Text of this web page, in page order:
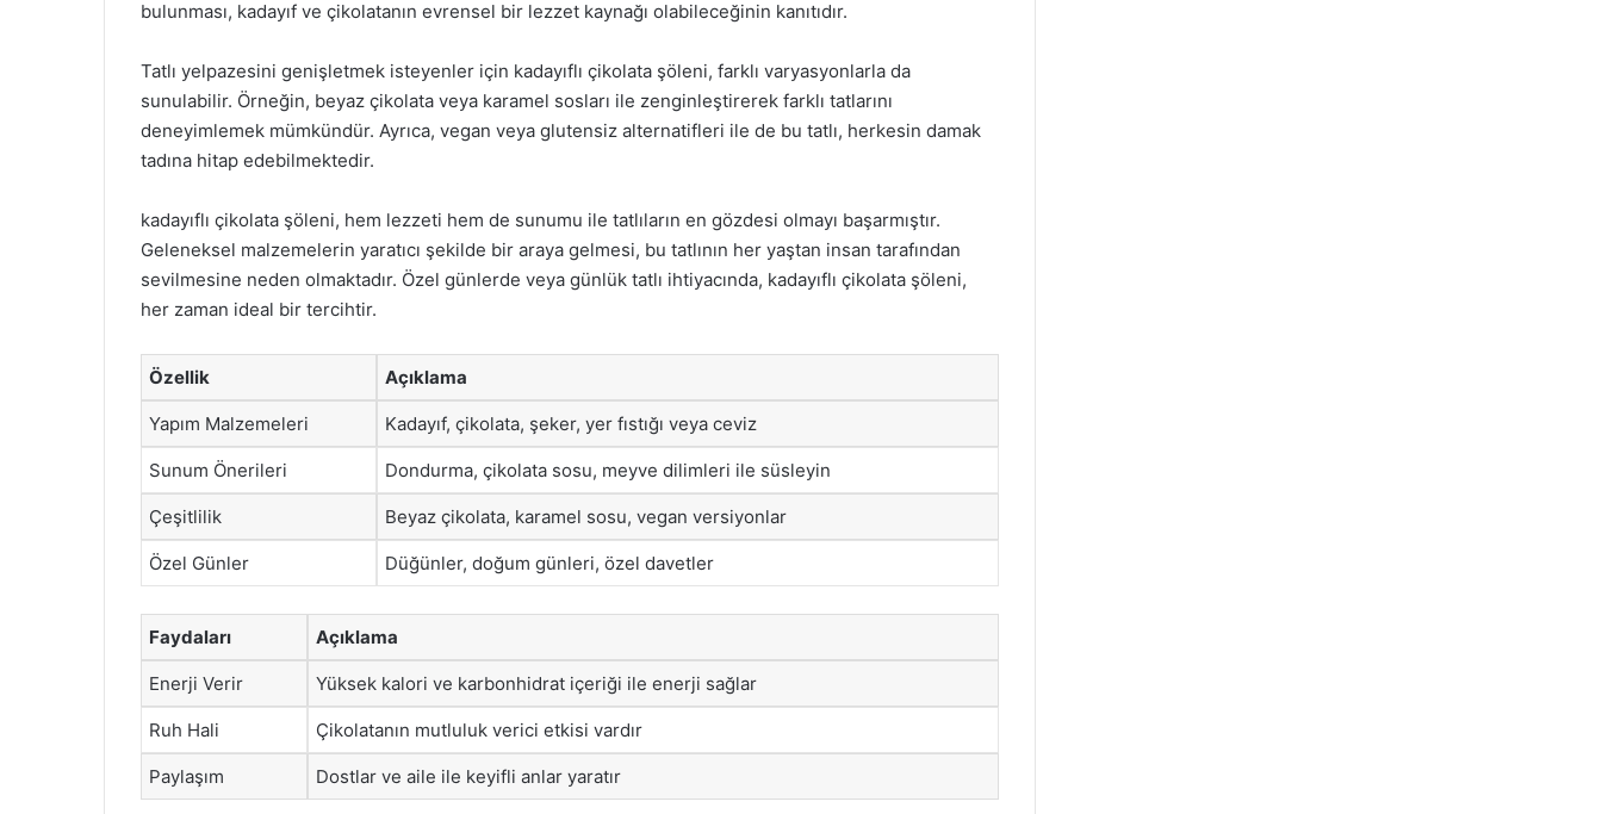
bulunması, kadayıf ve çikolatanın evrensel bir lezzet kaynağı olabileceğinin kanıtıdır.
Tatlı yelpazesini genişletmek isteyenler için kadayıflı çikolata şöleni, farklı varyasyonlarla da
sunulabilir. Örneğin, beyaz çikolata veya karamel sosları ile zenginleştirerek farklı tatlarını
deneyimlemek mümkündür. Ayrıca, vegan veya glutensiz alternatifleri ile de bu tatlı, herkesin damak
tadına hitap edebilmektedir.
kadayıflı çikolata şöleni, hem lezzeti hem de sunumu ile tatlıların en gözdesi olmayı başarmıştır.
Geleneksel malzemelerin yaratıcı şekilde bir araya gelmesi, bu tatlının her yaştan insan tarafından
sevilmesine neden olmaktadır. Özel günlerde veya günlük tatlı ihtiyacında, kadayıflı çikolata şöleni,
her zaman ideal bir tercihtir.
Özellik Açıklama
Yapım Malzemeleri Kadayıf, çikolata, şeker, yer fıstığı veya ceviz
Sunum Önerileri Dondurma, çikolata sosu, meyve dilimleri ile süsleyin
Çeşitlilik Beyaz çikolata, karamel sosu, vegan versiyonlar
Özel Günler Düğünler, doğum günleri, özel davetler
Faydaları Açıklama
Enerji Verir Yüksek kalori ve karbonhidrat içeriği ile enerji sağlar
Ruh Hali Çikolatanın mutluluk verici etkisi vardır
Paylaşım Dostlar ve aile ile keyifli anlar yaratır